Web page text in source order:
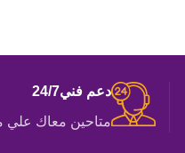
دعم فني24/7
متاحين معاك علي